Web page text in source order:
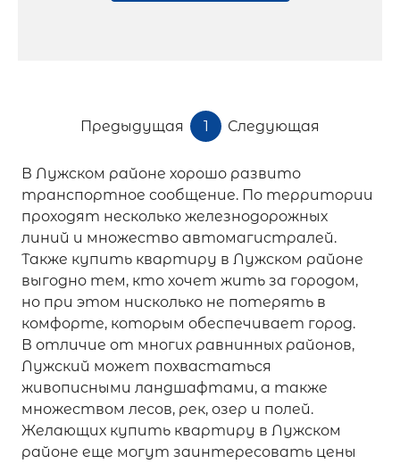
Предыдущая 1 Следующая
В Лужском районе хорошо развито
транспортное сообщение. По территории
проходят несколько железнодорожных
линий и множество автомагистралей.
Также купить квартиру в Лужском районе
выгодно тем, кто хочет жить за городом,
но при этом нисколько не потерять в
комфорте, которым обеспечивает город.
В отличие от многих равнинных районов,
Лужский может похвастаться
живописными ландшафтами, а также
множеством лесов, рек, озер и полей.
Желающих купить квартиру в Лужском
районе еще могут заинтересовать цены